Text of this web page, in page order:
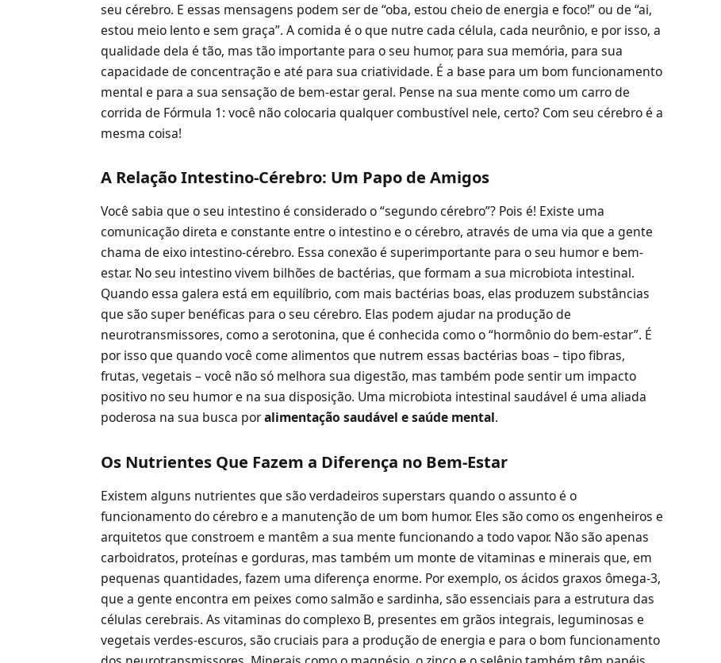
seu cérebro. E essas mensagens podem ser de “oba, estou cheio de energia e foco!” ou de “ai,
estou meio lento e sem graça”. A comida é o que nutre cada célula, cada neurônio, e por isso, a
qualidade dela é tão, mas tão importante para o seu humor, para sua memória, para sua
capacidade de concentração e até para sua criatividade. É a base para um bom funcionamento
mental e para a sua sensação de bem-estar geral. Pense na sua mente como um carro de
corrida de Fórmula 1: você não colocaria qualquer combustível nele, certo? Com seu cérebro é a
mesma coisa!
A Relação Intestino-Cérebro: Um Papo de Amigos
Você sabia que o seu intestino é considerado o “segundo cérebro”? Pois é! Existe uma
comunicação direta e constante entre o intestino e o cérebro, através de uma via que a gente
chama de eixo intestino-cérebro. Essa conexão é superimportante para o seu humor e bem-
estar. No seu intestino vivem bilhões de bactérias, que formam a sua microbiota intestinal.
Quando essa galera está em equilíbrio, com mais bactérias boas, elas produzem substâncias
que são super benéficas para o seu cérebro. Elas podem ajudar na produção de
neurotransmissores, como a serotonina, que é conhecida como o “hormônio do bem-estar”. É
por isso que quando você come alimentos que nutrem essas bactérias boas – tipo fibras,
frutas, vegetais – você não só melhora sua digestão, mas também pode sentir um impacto
positivo no seu humor e na sua disposição. Uma microbiota intestinal saudável é uma aliada
poderosa na sua busca poralimentação saudável e saúde mental.
Os Nutrientes Que Fazem a Diferença no Bem-Estar
Existem alguns nutrientes que são verdadeiros superstars quando o assunto é o
funcionamento do cérebro e a manutenção de um bom humor. Eles são como os engenheiros e
arquitetos que constroem e mantêm a sua mente funcionando a todo vapor. Não são apenas
carboidratos, proteínas e gorduras, mas também um monte de vitaminas e minerais que, em
pequenas quantidades, fazem uma diferença enorme. Por exemplo, os ácidos graxos ômega-3,
que a gente encontra em peixes como salmão e sardinha, são essenciais para a estrutura das
células cerebrais. As vitaminas do complexo B, presentes em grãos integrais, leguminosas e
vegetais verdes-escuros, são cruciais para a produção de energia e para o bom funcionamento